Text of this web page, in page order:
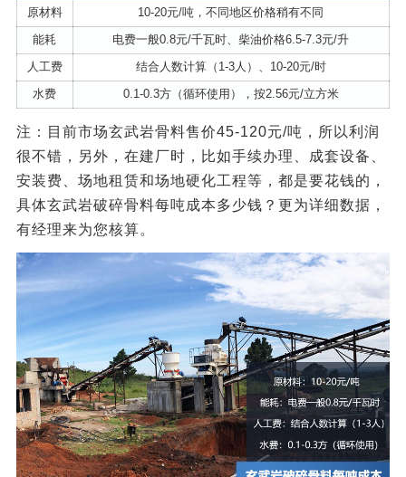
原材料 10-20元/吨，不同地区价格稍有不同
能耗 电费一般0.8元/千瓦时、柴油价格6.5-7.3元/升
人工费 结合人数计算（1-3人）、10-20元/时
水费 0.1-0.3方（循环使用），按2.56元/立方米
注：目前市场玄武岩骨料售价45-120元/吨，所以利润
很不错，另外，在建厂时，比如手续办理、成套设备、
安装费、场地租赁和场地硬化工程等，都是要花钱的，
具体玄武岩破碎骨料每吨成本多少钱？更为详细数据，
有经理来为您核算。